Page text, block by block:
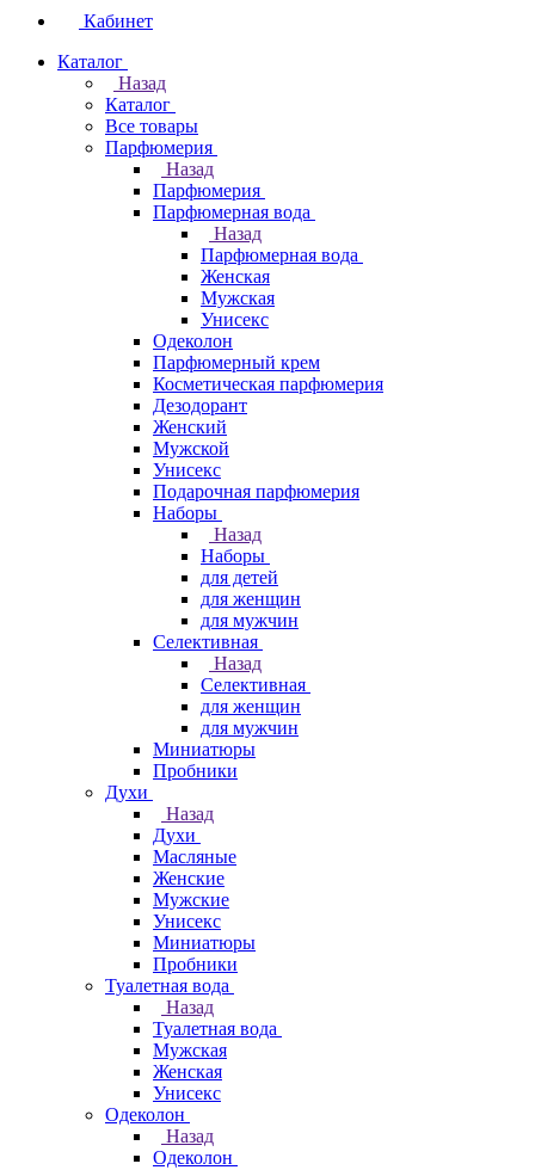
Кабинет
Каталог
Назад
Каталог
Все товары
Парфюмерия
Назад
Парфюмерия
Парфюмерная вода
Назад
Парфюмерная вода
Женская
Мужская
Унисекс
Одеколон
Парфюмерный крем
Косметическая парфюмерия
Дезодорант
Женский
Мужской
Унисекс
Подарочная парфюмерия
Наборы
Назад
Наборы
для детей
для женщин
для мужчин
Селективная
Назад
Селективная
для женщин
для мужчин
Миниатюры
Пробники
Духи
Назад
Духи
Масляные
Женские
Мужские
Унисекс
Миниатюры
Пробники
Туалетная вода
Назад
Туалетная вода
Мужская
Женская
Унисекс
Одеколон
Назад
Одеколон